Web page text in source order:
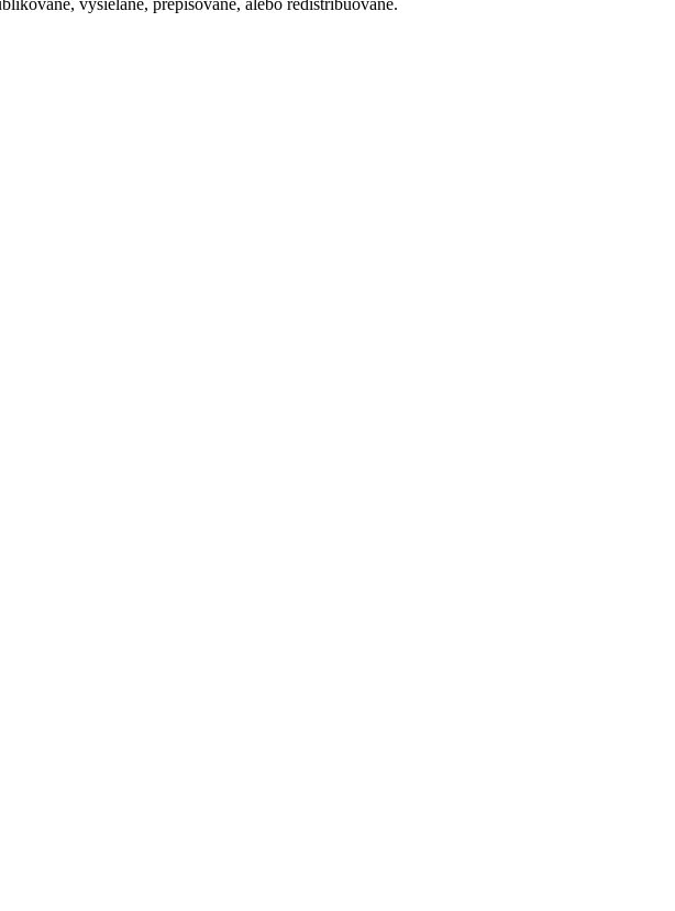
vysielané, prepisované, alebo redistribuované.